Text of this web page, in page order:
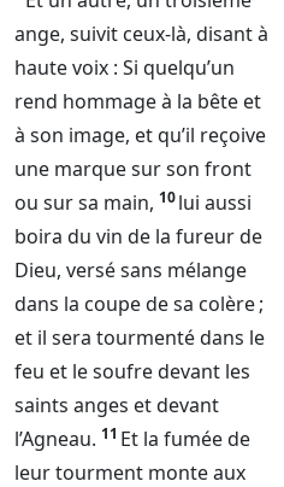
ange, suivit ceux-là, disant à
haute voix : Si quelqu’un
rend hommage à la bête et
à son image, et qu’il reçoive
une marque sur son front
ou sur sa main, 10lui aussi
boira du vin de la fureur de
Dieu, versé sans mélange
dans la coupe de sa colère ;
et il sera tourmenté dans le
feu et le soufre devant les
saints anges et devant
l’Agneau. 11 Et la fumée de
leur tourment monte aux